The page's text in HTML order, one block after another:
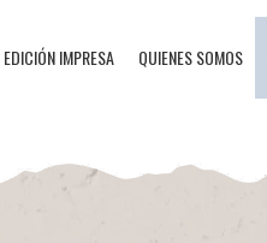
EDICIÓN IMPRESA QUIENES SOMOS